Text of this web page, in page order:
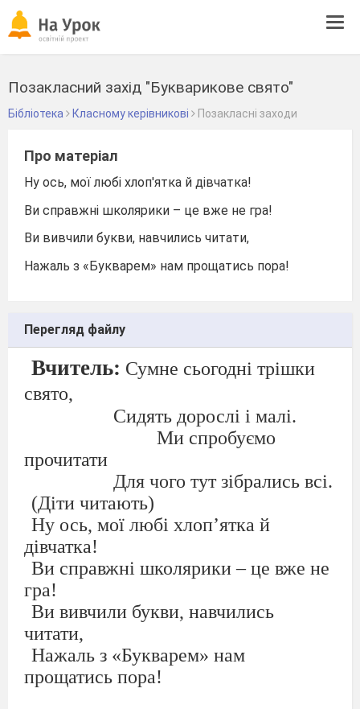
Позакласний захід "Букварикове свято"
Бібліотека Класному керівникові Позакласні заходи
Про матеріал
Ну ось, мої любі хлоп'ятка й дівчатка!
Ви справжні школярики – це вже не гра!
Ви вивчили букви, навчились читати,
Нажаль з «Букварем» нам прощатись пора!
Перегляд файлу
Вчитель: Сумне сьогодні трішки
свято,
Сидять дорослі і малі.
Ми спробуємо
прочитати
Для чого тут зібрались всі.
(Діти читають)
Ну ось, мої любі хлоп’ятка й
дівчатка!
Ви справжні школярики – це вже не
гра!
Ви вивчили букви, навчились
читати,
Нажаль з «Букварем» нам
прощатись пора!